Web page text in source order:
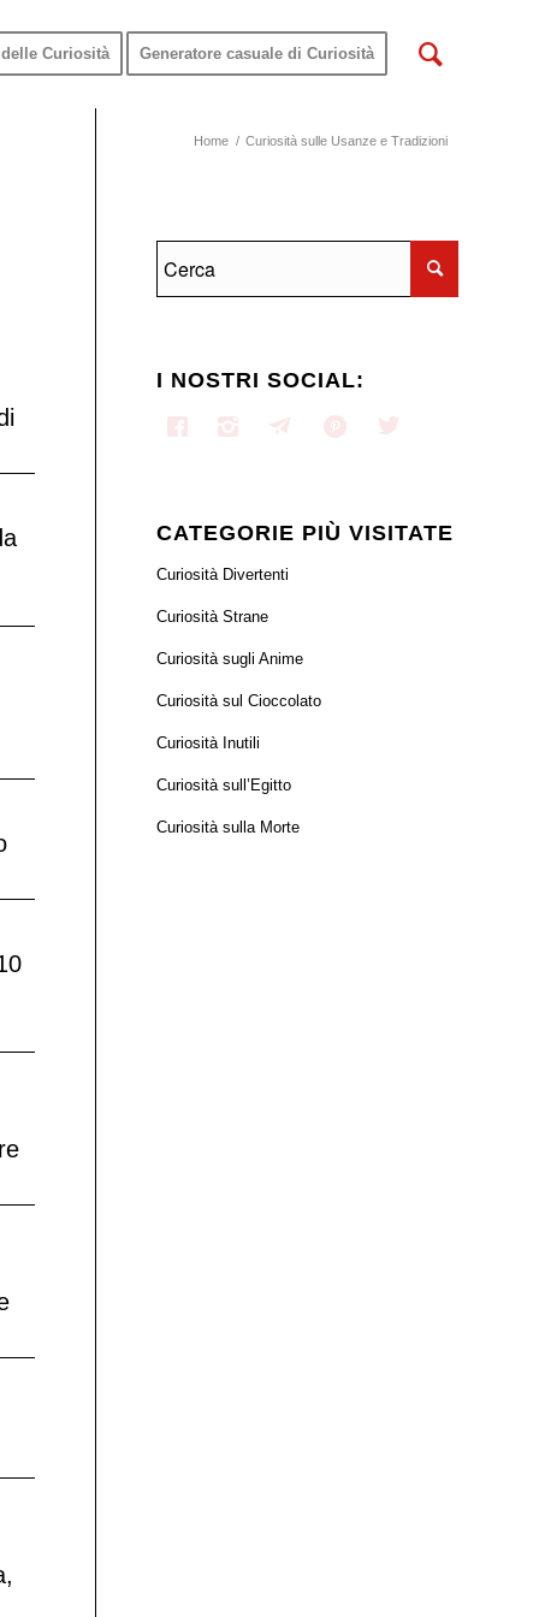
Curiosità Generatore casuale di Curiosità
Home / Curiosità sulle Usanze e Tradizioni
I NOSTRI SOCIAL:
CATEGORIE PIÙ VISITATE
Curiosità Divertenti
Curiosità Strane
Curiosità sugli Anime
Curiosità sul Cioccolato
Curiosità Inutili
Curiosità sull’Egitto
Curiosità sulla Morte